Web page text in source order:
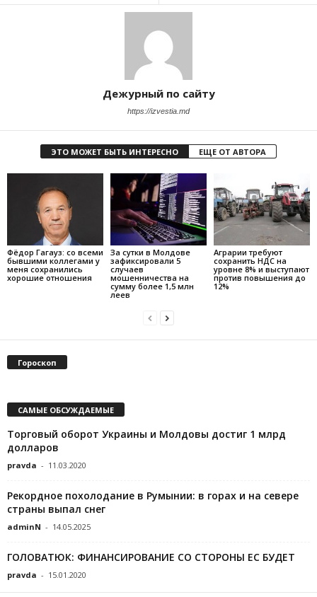
Дежурный по сайту
https://izvestia.md
ЭТО МОЖЕТ БЫТЬ ИНТЕРЕСНО ЕЩЕ ОТ АВТОРА
Фёдор Гагауз: со всеми
бывшими коллегами у
меня сохранились
хорошие отношения
За сутки в Молдове
зафиксировали 5
случаев
мошенничества на
сумму более 1,5 млн
леев
Аграрии требуют
сохранить НДС на
уровне 8% и выступают
против повышения до
12%
Гороскоп
САМЫЕ ОБСУЖДАЕМЫЕ
Торговый оборот Украины и Молдовы достиг 1 млрд
долларов
pravda - 11.03.2020
Рекордное похолодание в Румынии: в горах и на севере
страны выпал снег
adminN - 14.05.2025
ГОЛОВАТЮК: ФИНАНСИРОВАНИЕ СО СТОРОНЫ ЕС БУДЕТ
pravda - 15.01.2020